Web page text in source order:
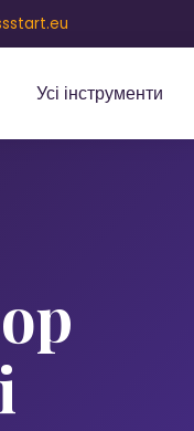
Усі інструменти